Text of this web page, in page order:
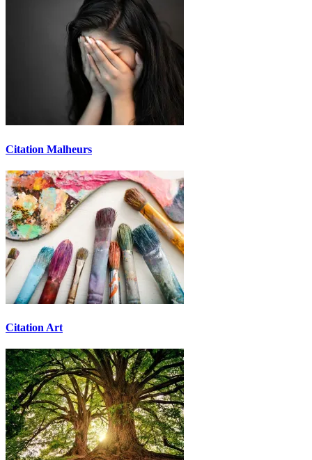
Citation Malheurs
Citation Art